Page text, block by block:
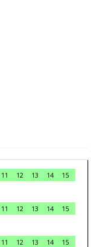
11 12 13 14
15
11 12 13 14
15
11 12 13 14
15